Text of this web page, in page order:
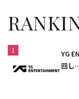
1
YG
回し